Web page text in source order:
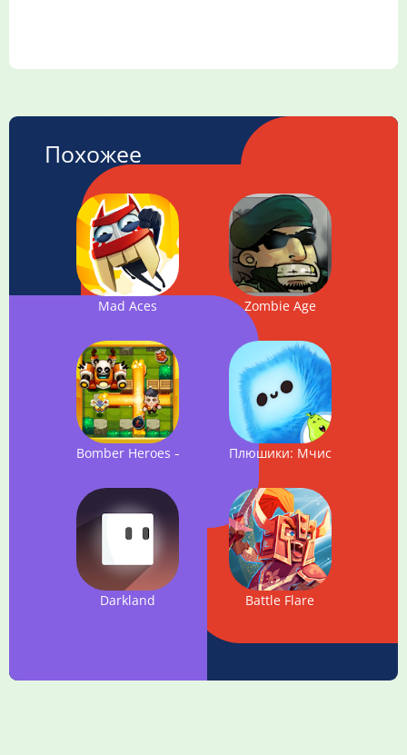
Похожее
Mad Aces Zombie Age
Bomber Heroes – Bomba gameПлюшики: Мчись и
Darkland Battle Flare